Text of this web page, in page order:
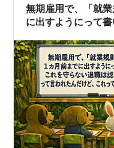
無期雇用で、「就
に出すようにって
って従うしかない